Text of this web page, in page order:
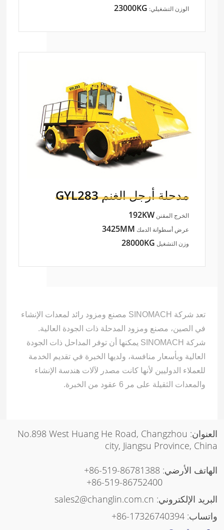
الوزن التشغيلي: 23000KG
مدحلة أرجل الغنمGYL283
الخرج المقنن192KW
عرض أسطوانة الدمك 3425MM
وزن التشغيل 28000KG
تعد شركة SINOMACH مصنع ومزود رائد لمعدات الإنشاء
في الصين، مصنع ومزود المدحلة ذات الجودة العالية.
شركة SINOMACH يمكنها أن توفر المداحل ذات الجودة
العالية وبأسعار منافسة، ولديها الخبرة في تقديم الخدمة
للعملاء الدوليين لأنها كانت مصدر لآلات هندسة الإنشاء
والمعدات الثقيلة على مر 6 عقود من الخبرة.
العنوان: No.898 West Huang He Road, Changzhou
city, Jiangsu Province, China
الهاتف الأرضي:+86-519-86781388
+86-519-86752400
البريد الإلكتروني: sales2@changlin.com.cn
واتساب:+86-17326740394